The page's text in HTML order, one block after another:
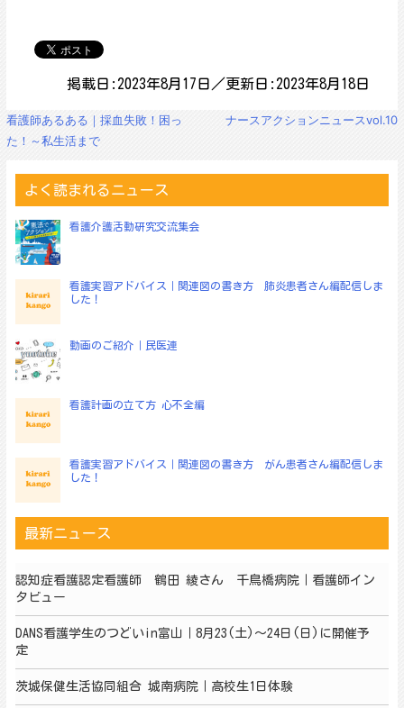
掲載日:2023年8月17日／更新日:2023年8月18日
投
稿
ー
シ
ョ
ン
看護師あるある｜採血失敗！困っ
た！～私生活まで
ナースアクションニュースvol.10
よく読まれるニュース
看護介護活動研究交流集会
看護実習アドバイス｜関連図の書き方 肺炎患者さん編配信しま
した！
動画のご紹介｜民医連
看護計画の立て方 心不全編
看護実習アドバイス｜関連図の書き方 がん患者さん編配信しま
した！
最新ニュース
認知症看護認定看護師 鶴田 綾さん 千鳥橋病院｜看護師イン
タビュー
DANS看護学生のつどいin富山｜8月23(土)～24日(日)に開催予
定
茨城保健生活協同組合 城南病院｜高校生1日体験